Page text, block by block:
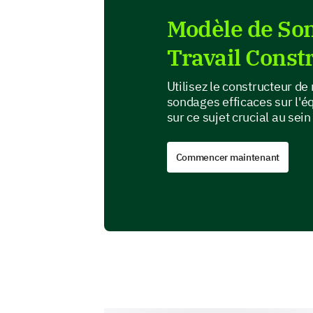
Modèle de
Travail
Utilisez le constructeur
sondages efficaces sur
sur ce sujet crucial au
Commencer maintenant